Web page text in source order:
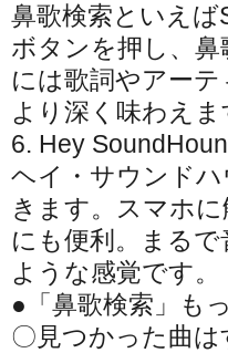
鼻歌検索といえ
ボタンを押し、
には歌詞やアー
より深く味わえま
6. Hey
ヘイ・サウンド
きます。スマホ
にも便利。まる
ような感覚です。
●「鼻歌検索」も
〇見つかった曲は